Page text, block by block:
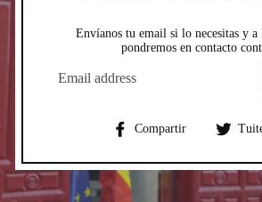
Envíanos tu email si lo necesitas y a
pondremos en contacto
ELECTRÓNICO
Compartir
Compartir